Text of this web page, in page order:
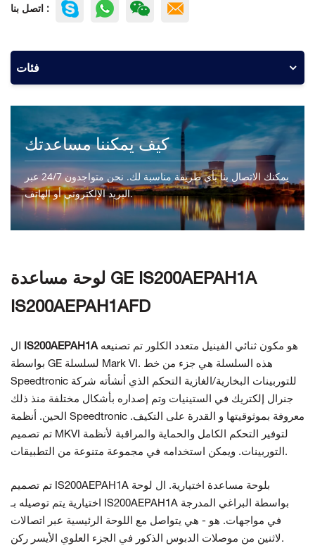
اتصل بنا :
فئات
كيف يمكننا مساعدتك
يمكنك الاتصال بنا بأي طريقة مناسبة لك. نحن متواجدون 24/7 عبر
البريد الإلكتروني أو الهاتف.
اتصل بنا
لوحة مساعدة GE IS200AEPAH1A
IS200AEPAH1AFD
ال IS200AEPAH1A هو مكون ثنائي الفينيل متعدد الكلور تم تصنيعه
بواسطة GE لسلسلة Mark VI. هذه السلسلة هي جزء من خط
Speedtronic للتوربينات البخارية/الغازية
التحكم الذي أنشأته شركة
جنرال إلكتريك في الستينيات وتم إصداره بأشكال مختلفة منذ ذلك
الحين. أنظمة Speedtronic معروفة بموثوقيتها و
القدرة على التكيف.
تم تصميم MKVI لتوفير التحكم الكامل والحماية والمراقبة لأنظمة
التوربينات. ويمكن استخدامه في مجموعة متنوعة من التطبيقات.
تم تصميم IS200AEPAH1A بلوحة مساعدة اختيارية. ال لوحة
اختيارية
يتم توصيله بـ IS200AEPAH1A بواسطة البراغي المدرجة
في مواجهات. هو - هي يتواصل مع اللوحة الرئيسية عبر
اتصالات
لاثنين من موصلات الدبوس الذكور في الجزء العلوي الأيسر ركن.